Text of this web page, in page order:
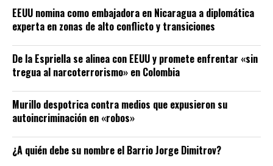
EEUU nomina como embajadora en Nicaragua a diplomática
experta en zonas de alto conflicto y transiciones
De la Espriella se alinea con EEUU y promete enfrentar «sin
tregua al narcoterrorismo» en Colombia
Murillo despotrica contra medios que expusieron su
autoincriminación en «robos»
¿A quién debe su nombre el Barrio Jorge Dimitrov?